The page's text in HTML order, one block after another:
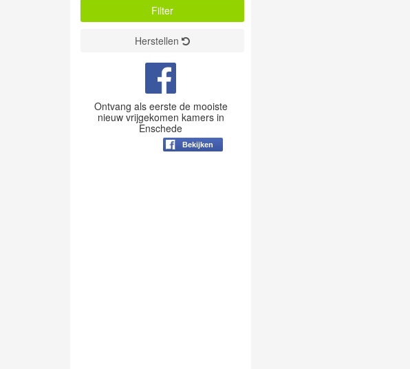
Herstellen
Ontvang als eerste de mooiste
nieuw vrijgekomen kamers in
Enschede
Bekijken